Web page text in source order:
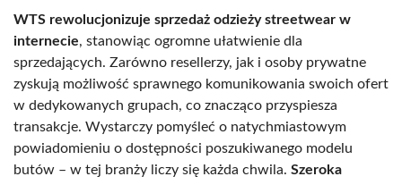
WTS rewolucjonizuje sprzedaż odzieży streetwear w
internecie, stanowiąc ogromne ułatwienie dla
sprzedających. Zarówno resellerzy, jak i osoby prywatne
zyskują możliwość sprawnego komunikowania swoich ofert
w dedykowanych grupach, co znacząco przyspiesza
transakcje. Wystarczy pomyśleć o natychmiastowym
powiadomieniu o dostępności poszukiwanego modelu
butów – w tej branży liczy się każda chwila. Szeroka